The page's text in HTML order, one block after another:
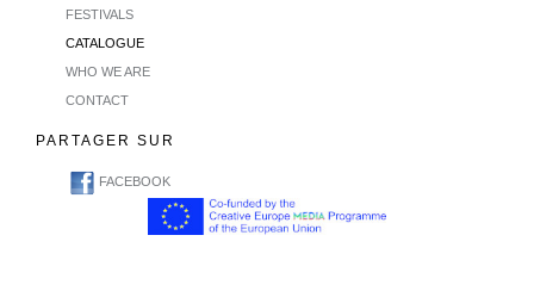
FESTIVALS
CATALOGUE
WHO WE ARE
CONTACT
PARTAGER SUR
FACEBOOK